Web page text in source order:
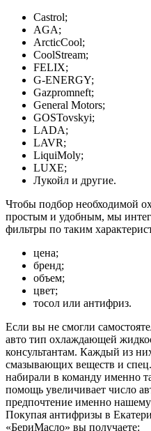
Castrol;
AGA;
ArcticCool;
CoolStream;
FELIX;
G-ENERGY;
Gazpromneft;
General Motors;
GOSTovskyi;
LADA;
LAVR;
LiquiMoly;
LUXE;
Лукойл и другие.
Чтобы подбор необходимой
простым и удобным, мы
фильтры по таким
цена;
бренд;
объем;
цвет;
тосол или антифриз.
Если вы не смогли
авто тип охлаждающей
консультантам. Каждый из
смазывающих веществ и
набирали в команду именно
помощь увеличивает число
предпочтение именно нашему
Покупая антифризы в
«БериМасло» вы получаете: